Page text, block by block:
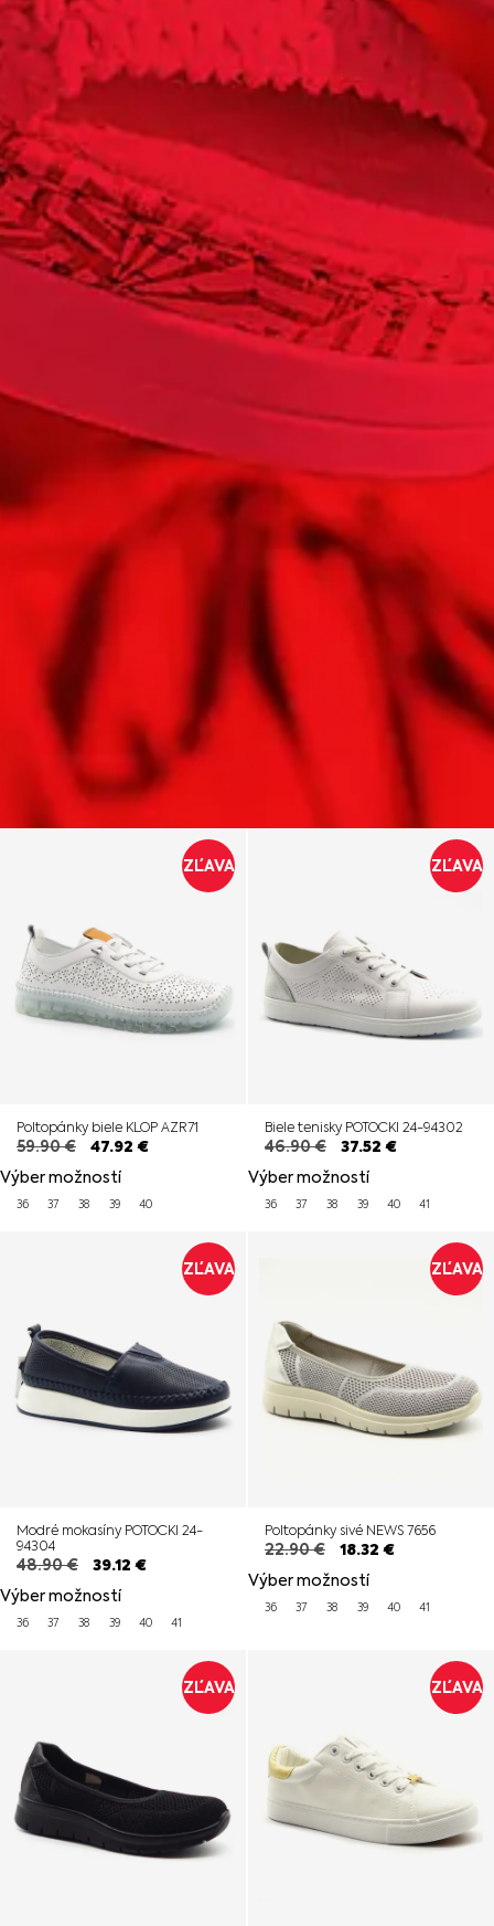
ZĽAVA
Poltopánky biele KLOP AZR71
59.90€ 47.92 €
Výber možností
36 37 38 39 40
ZĽAVA
Biele tenisky POTOCKI 24-94302
46.90€ 37.52 €
Výber možností
36 37 38 39 40 41
ZĽAVA
Modré mokasíny POTOCKI 24-
94304
48.90€ 39.12 €
Výber možností
36 37 38 39 40 41
ZĽAVA
Poltopánky sivé NEWS 7656
22.90€ 18.32 €
Výber možností
36 37 38 39 40 41
ZĽAVA ZĽAVA